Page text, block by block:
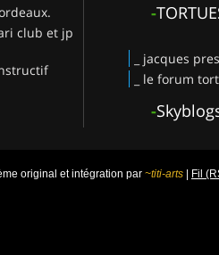
club et jp
-
_ jacques
_ le forum
-
original et intégration par ~titi-arts | Fil